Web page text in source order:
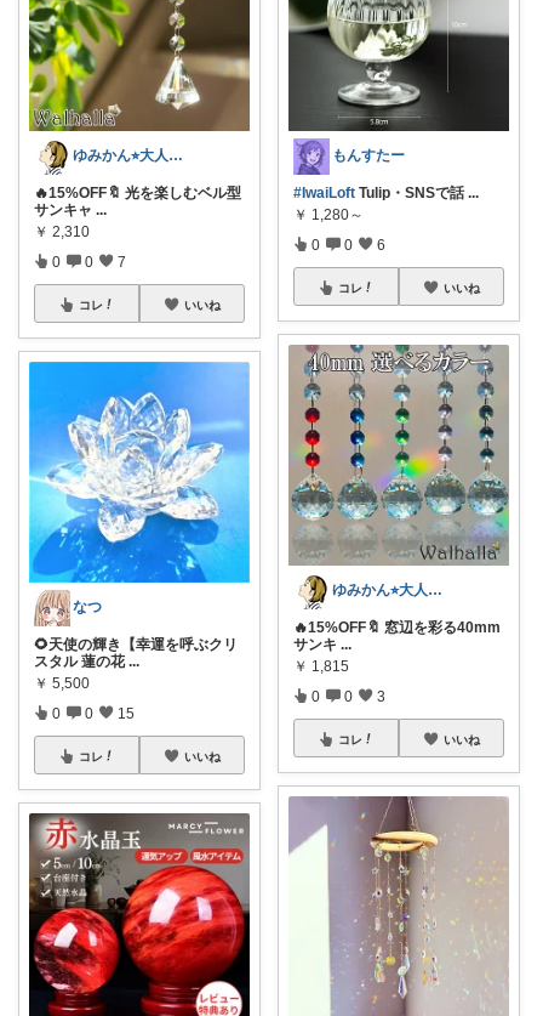
ゆみかん⭐︎大人の暮らし研究室
🔥15%OFF🔖 光を楽しむベル型
サンキャ ...
￥ 2,310
0 0 7
コレ いいね
なつ
🌻天使の輝き【幸運を呼ぶクリ
スタル 蓮の花 ...
￥ 5,500
0 0 15
コレ いいね
もんすたー
#IwaiLoft Tulip・SNSで話 ...
￥ 1,280～
0 0 6
コレ いいね
ゆみかん⭐︎大人の暮らし研究室
🔥15%OFF🔖 窓辺を彩る40mm
サンキ ...
￥ 1,815
0 0 3
コレ いいね